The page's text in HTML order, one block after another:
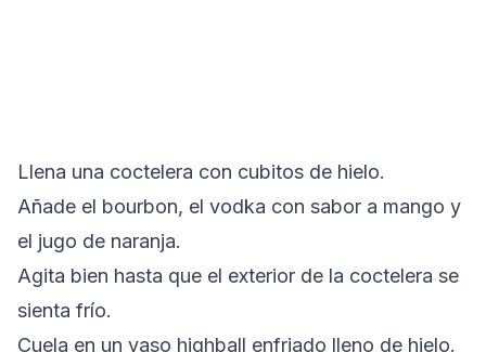
Llena una coctelera con cubitos de hielo.
Añade el bourbon, el vodka con sabor a mango y
el jugo de naranja.
Agita bien hasta que el exterior de la coctelera se
sienta frío.
Cuela en un vaso highball enfriado lleno de hielo.